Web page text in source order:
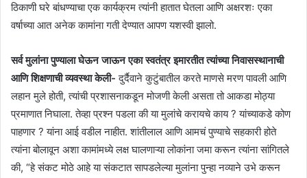
ठिकाणी घरे बांधण्याचा एक कार्यक्रम त्यांनी हातात घेतला आणि अक्षरशः एका
वर्षाच्या आत अनेक कामांना गती देण्यात आपण यशस्वी झालो.
सर्व मुलांना पुण्याला घेऊन जाऊन एका स्वतंत्र इमारतीत त्यांच्या निवासस्थानाची
आणि शिक्षणाची व्यवस्था केली- दुर्दैवाने कुटुंबातील करते माणसे मरण पावली आणि
लहान मुले होती, त्यांची प्रशासनाकडून मोजणी केली असता तो आकडा मोठ्या
प्रमाणात निघाला. तेव्हा प्रश्न पडला की या मुलांचे करायचे काय ? यांच्याकडे कोण
पाहणार ? यांना आई वडील नाहीत. शांतीलाल आणि आमचं पुण्याचे सहकारी होते
त्यांना बोलावून अशा कामांमध्ये लक्ष घालणाऱ्या लोकांना जमा करून त्यांना सांगितले
की, “हे संकट मोठे आहे या संकटात सापडलेल्या मुलांना पुन्हा नव्याने उभे करून